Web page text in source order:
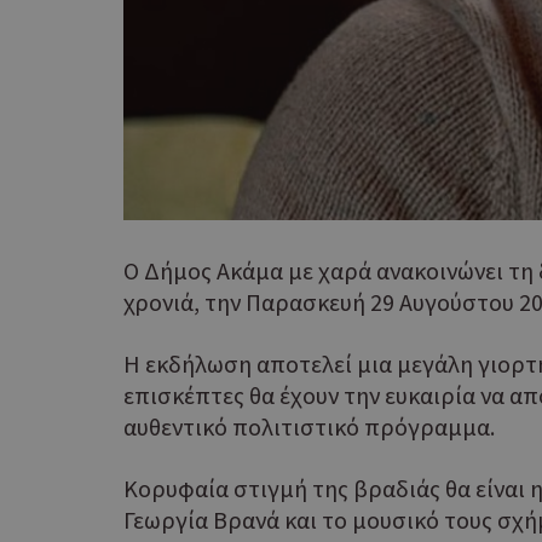
Ο Δήμος Ακάμα με χαρά ανακοινώνει
χρονιά, την Παρασκευή 29 Αυγούστου
Η εκδήλωση αποτελεί μια μεγάλη
επισκέπτες θα έχουν την ευκαιρία να
αυθεντικό πολιτιστικό πρόγραμμα.
Κορυφαία στιγμή της βραδιάς θα
Γεωργία Βρανά και το μουσικό τους
G_ENABLED_IDPS
takeOverCookie
LangCookie